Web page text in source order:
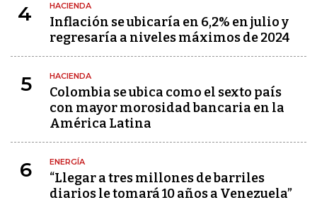
4 HACIENDA
Inflación se ubicaría en 6,2% en julio y
regresaría a niveles máximos de 2024
5 HACIENDA
Colombia se ubica como el sexto país
con mayor morosidad bancaria en la
América Latina
6 ENERGÍA
“Llegar a tres millones de barriles
diarios le tomará 10 años a Venezuela”